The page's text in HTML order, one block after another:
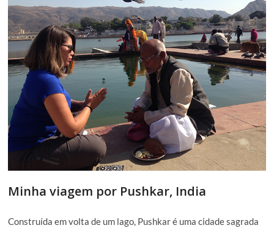
Minha viagem por Pushkar, India
Construída em volta de um lago, Pushkar é uma cidade sagrada